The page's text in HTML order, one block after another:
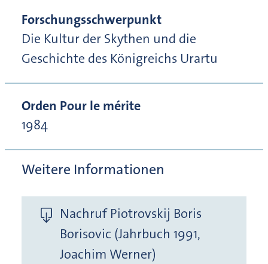
Forschungsschwerpunkt
Die Kultur der Skythen und die
Geschichte des Königreichs Urartu
Orden Pour le mérite
1984
Weitere Informationen
Nachruf Piotrovskij Boris
Borisovic (Jahrbuch 1991,
Joachim Werner)